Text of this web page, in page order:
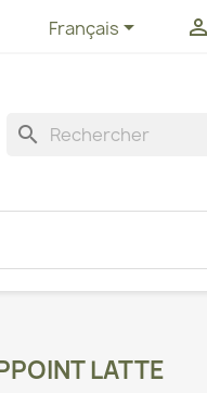
Français 
search
LATTE